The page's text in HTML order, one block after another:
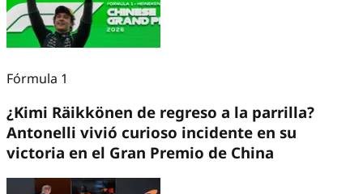
Fórmula 1
¿Kimi Räikkönen de regreso a la parrilla?
Antonelli vivió curioso incidente en su
victoria en el Gran Premio de China